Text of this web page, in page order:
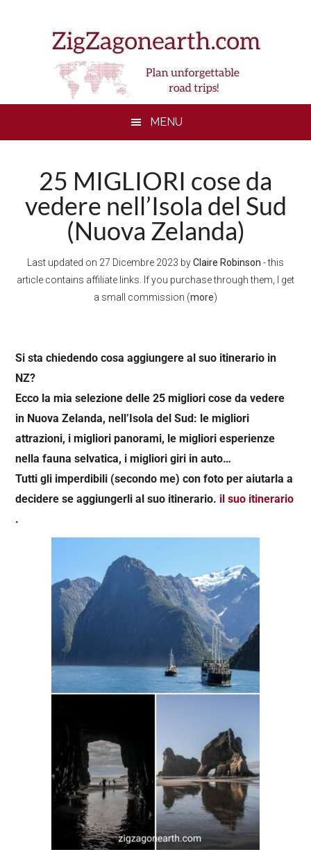
MENU
25 MIGLIORI cose da
vedere nell’Isola del Sud
(Nuova Zelanda)
Last updated on 27 Dicembre 2023 byClaire Robinson - this
article contains affiliate links. If you purchase through them, I get
a small commission (more)
Si sta chiedendo cosa aggiungere al suo itinerario in
NZ?
Ecco la mia selezione delle 25 migliori cose da vedere
in Nuova Zelanda, nell’Isola del Sud: le migliori
attrazioni, i migliori panorami, le migliori esperienze
nella fauna selvatica, i migliori giri in auto…
Tutti gli imperdibili (secondo me) con foto per aiutarla a
decidere se aggiungerli al suo itinerario. il suo itinerario
.